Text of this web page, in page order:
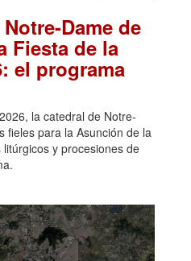
Dame de
Fiesta de la
el programa
la catedral de Notre-
fieles para la Asunción de la
y procesiones de